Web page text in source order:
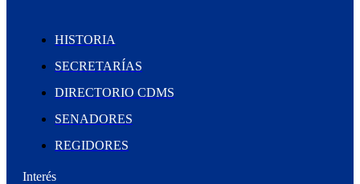
HISTORIA
SECRETARÍAS
DIRECTORIO CDMS
SENADORES
REGIDORES
Interés